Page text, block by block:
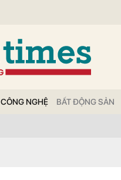
CÔNG NGHỆ BẤT ĐỘNG SẢN